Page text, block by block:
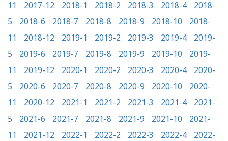
11
2017-12 2018-1 2018-2 2018-3 2018-4
2018-
5
2018-6 2018-7 2018-8 2018-9 2018-10
2018-
11
2018-12 2019-1 2019-2 2019-3 2019-4
2019-
5
2019-6 2019-7 2019-8 2019-9 2019-10
2019-
11
2019-12 2020-1 2020-2 2020-3 2020-4
2020-
5
2020-6 2020-7 2020-8 2020-9 2020-10
2020-
11
2020-12 2021-1 2021-2 2021-3 2021-4
2021-
5
2021-6 2021-7 2021-8 2021-9 2021-10
2021-
11
2021-12 2022-1 2022-2 2022-3 2022-4
2022-